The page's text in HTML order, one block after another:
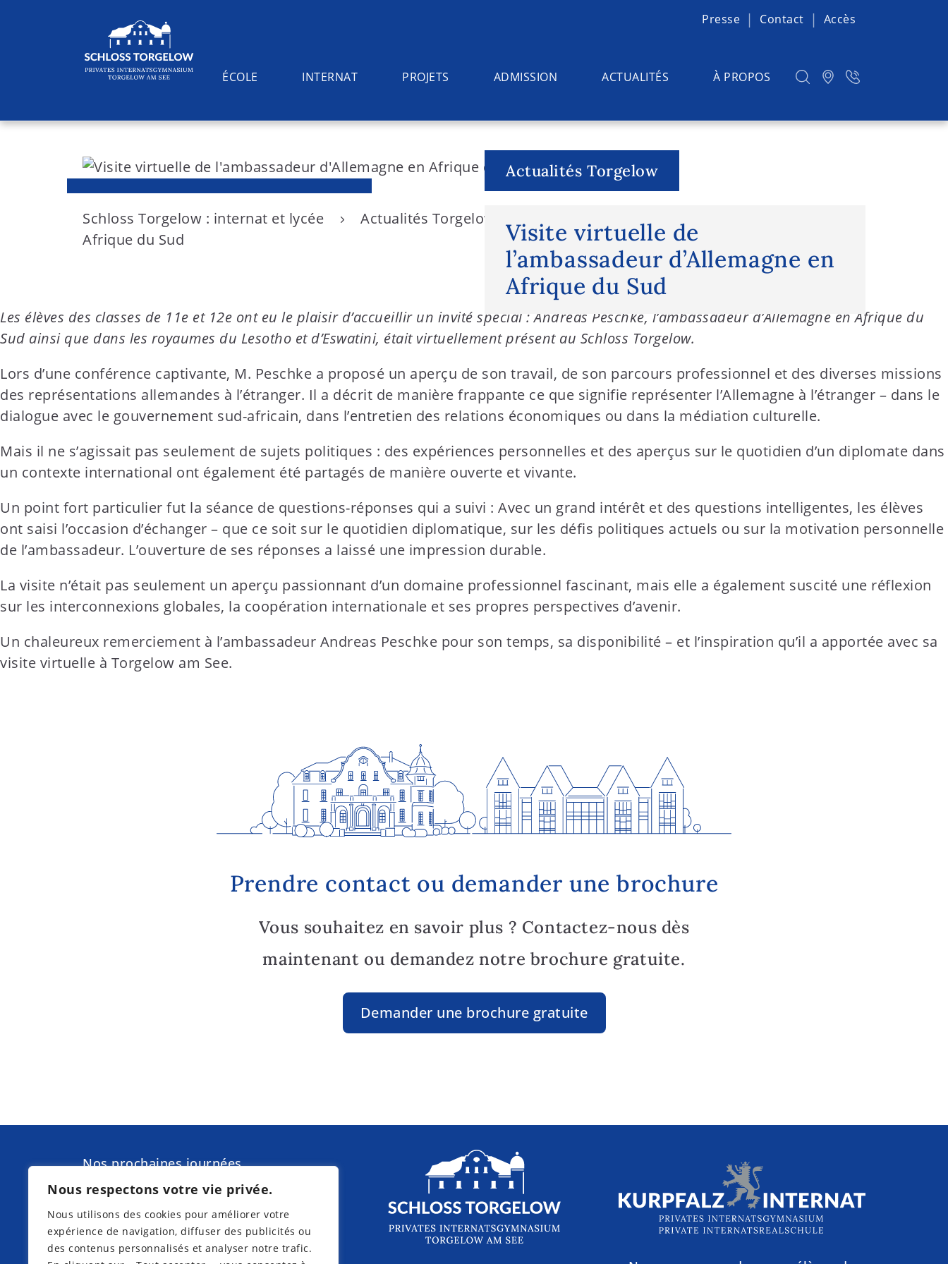
Nous respectons votre vie privée.
Nous utilisons des cookies pour améliorer votre
expérience de navigation, diffuser des publicités ou
des contenus personnalisés et analyser notre trafic.
S
t
e
t
Presse Contact Accès
ÉCOLE INTERNAT PROJETS ADMISSION ACTUALITÉS À PROPOS
Suchen
Actualités Torgelow
Visite virtuelle de
l’ambassadeur d’Allemagne en
Afrique du Sud
Schloss Torgelow : internat et lycée Actualités Torgelow
Visite virtuelle de l’ambassadeur d’Allemagne en
Afrique du Sud
Les élèves des classes de 11e et 12e ont eu le plaisir d’accueillir un invité spécial : Andreas Peschke, l’ambassadeur d’Allemagne en Afrique du
Sud ainsi que dans les royaumes du Lesotho et d’Eswatini, était virtuellement présent au Schloss Torgelow.
Lors d’une conférence captivante, M. Peschke a proposé un aperçu de son travail, de son parcours professionnel et des diverses missions
des représentations allemandes à l’étranger. Il a décrit de manière frappante ce que signifie représenter l’Allemagne à l’étranger – dans le
dialogue avec le gouvernement sud-africain, dans l’entretien des relations économiques ou dans la médiation culturelle.
Mais il ne s’agissait pas seulement de sujets politiques : des expériences personnelles et des aperçus sur le quotidien d’un diplomate dans
un contexte international ont également été partagés de manière ouverte et vivante.
Un point fort particulier fut la séance de questions-réponses qui a suivi : Avec un grand intérêt et des questions intelligentes, les élèves
ont saisi l’occasion d’échanger – que ce soit sur le quotidien diplomatique, sur les défis politiques actuels ou sur la motivation personnelle
de l’ambassadeur. L’ouverture de ses réponses a laissé une impression durable.
La visite n’était pas seulement un aperçu passionnant d’un domaine professionnel fascinant, mais elle a également suscité une réflexion
sur les interconnexions globales, la coopération internationale et ses propres perspectives d’avenir.
Un chaleureux remerciement à l’ambassadeur Andreas Peschke pour son temps, sa disponibilité – et l’inspiration qu’il a apportée avec sa
visite virtuelle à Torgelow am See.
Prendre contact ou demander une brochure
Vous souhaitez en savoir plus ? Contactez-nous dès
maintenant ou demandez notre brochure gratuite.
Demander une brochure gratuite
Nos prochaines journées
de Waren (Müritz) :